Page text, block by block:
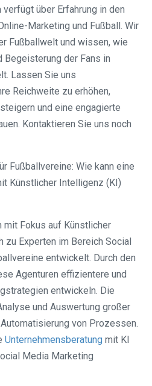
über Erfahrung in den
Marketing und Fußball. Wir
Fußballwelt und wissen, wie
Begeisterung der Fans in
Lassen Sie uns
Reichweite zu erhöhen,
und eine engagierte
Kontaktieren Sie uns noch
Fußballvereine: Wie kann eine
Künstlicher Intelligenz (KI)
mit Fokus auf Künstlicher
zu Experten im Bereich Social
entwickelt. Durch den
Agenturen effizientere und
entwickeln. Die
und Auswertung großer
von Prozessen.
Unternehmensberatung mit KI
Media Marketing